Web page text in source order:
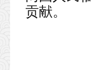
贡献。